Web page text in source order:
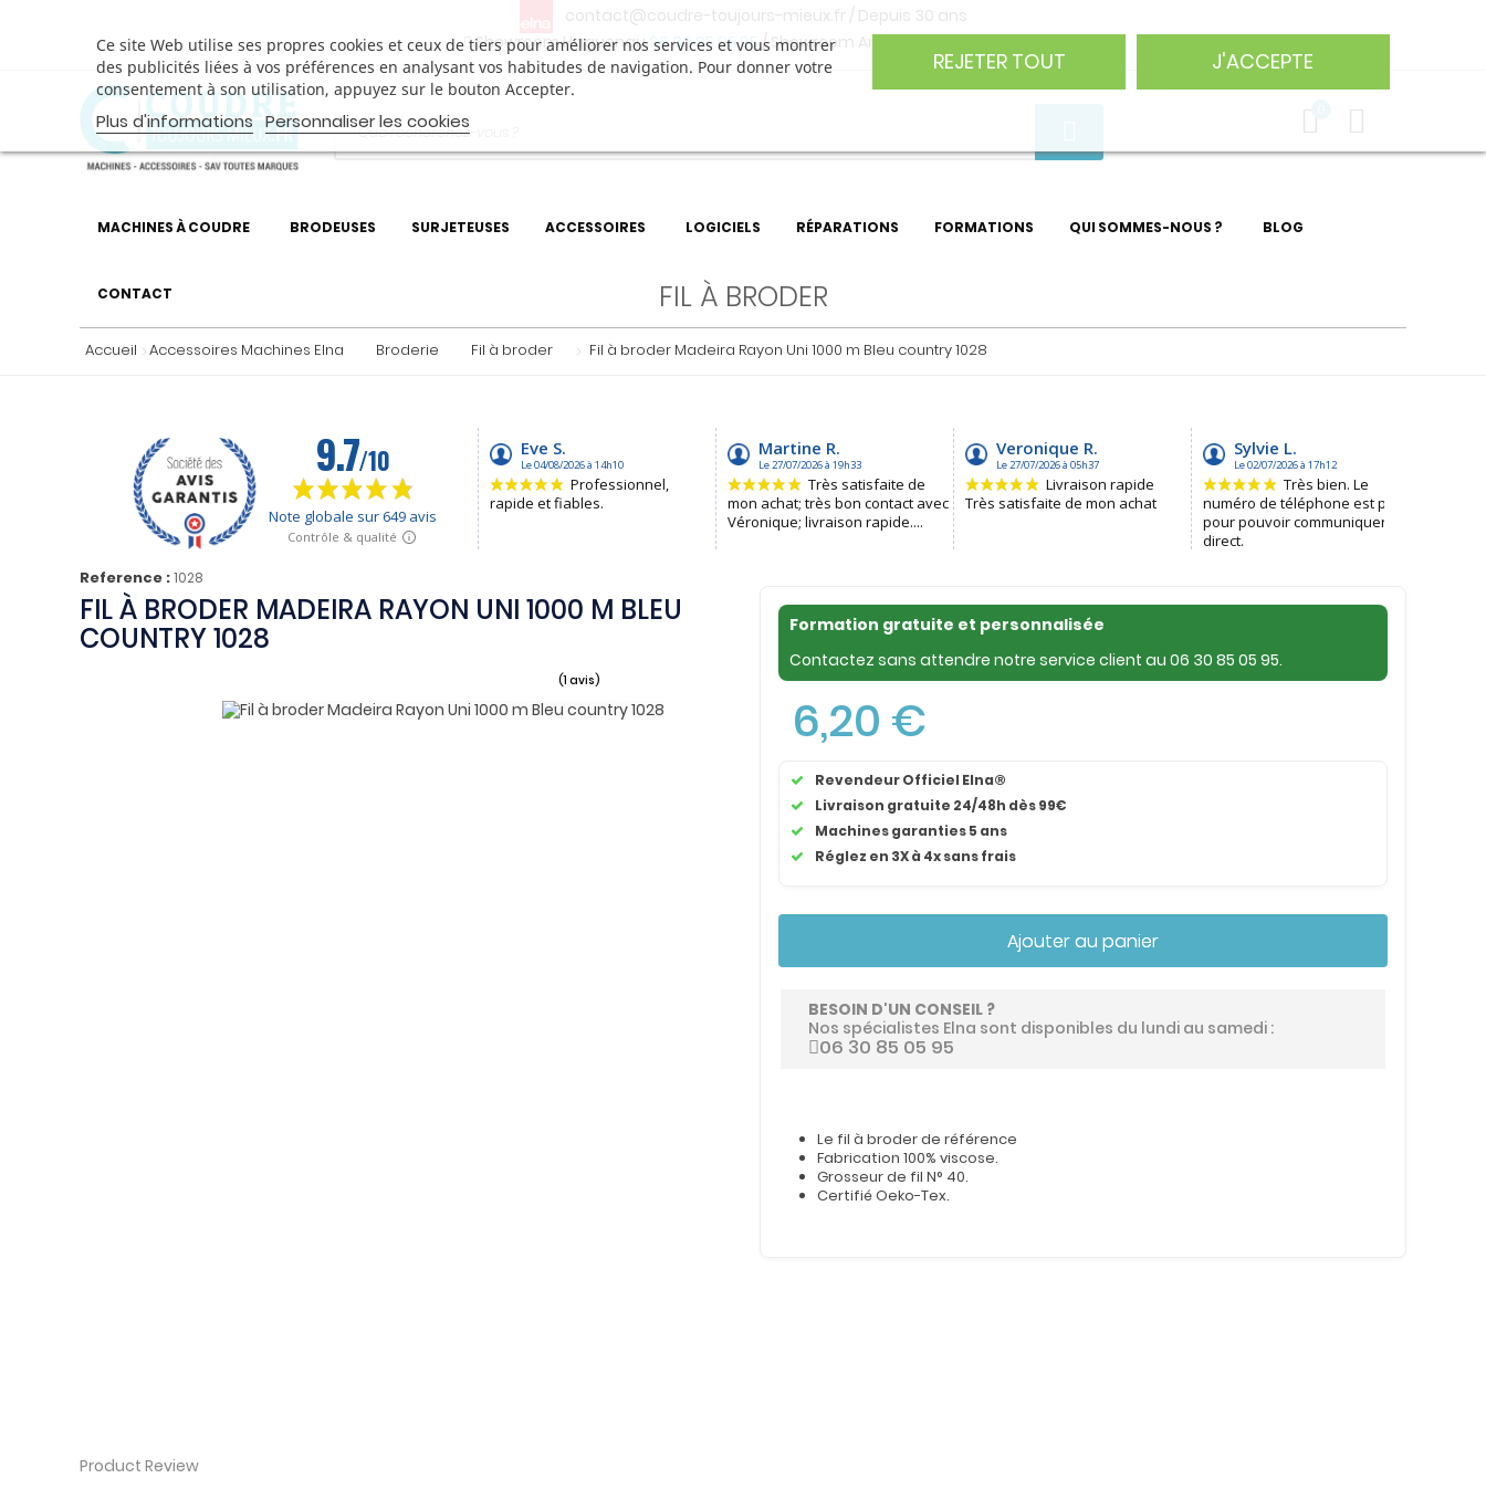
contact@coudre-toujours-mieux.fr / Depuis 30 ans
Showroom Haguenau 06 30 85 05 95/ Showroom Angers
Ce site Web utilise ses propres cookies et ceux de tiers pour améliorer nos services et vous montrer
des publicités liées à vos préférences en analysant vos habitudes de navigation. Pour donner votre
consentement à son utilisation, appuyez sur le bouton Accepter.
Plus d'informations Personnaliser les cookies
REJETER TOUT J'ACCEPTE
MACHINES À COUDRE BRODEUSES SURJETEUSES ACCESSOIRES LOGICIELS RÉPARATIONS FORMATIONS QUI SOMMES-NOUS ? BLOG
CONTACT FIL À BRODER
Accueil Accessoires Machines Elna Broderie Fil à broder Fil à broder Madeira Rayon Uni 1000 m Bleu country 1028
Reference :1028
FIL À BRODER MADEIRA RAYON UNI 1000 M BLEU
COUNTRY 1028
Formation gratuite et personnalisée
Contactez sans attendre notre service client au 06 30 85 05 95.
6,20 €
Revendeur Officiel Elna®
Livraison gratuite 24/48h dès 99€
Machines garanties 5 ans
Réglez en 3X à 4x sans frais
Ajouter au panier
BESOIN D'UN CONSEIL ?
Nos spécialistes Elna sont disponibles du lundi au samedi :
06 30 85 05 95
Le fil à broder de référence
Fabrication 100% viscose.
Grosseur de fil N° 40.
Certifié Oeko-Tex.
Product Review